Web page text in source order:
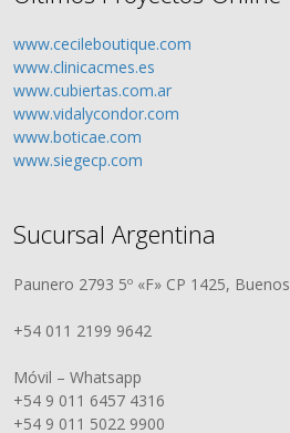
www.cecileboutique.com
www.clinicacmes.es
www.cubiertas.com.ar
www.vidalycondor.com
www.boticae.com
www.siegecp.com
Sucursal Argentina
Paunero 2793 5º «F» CP 1425,
+54 011 2199 9642
Móvil – Whatsapp
+54 9 011 6457 4316
+54 9 011 5022 9900